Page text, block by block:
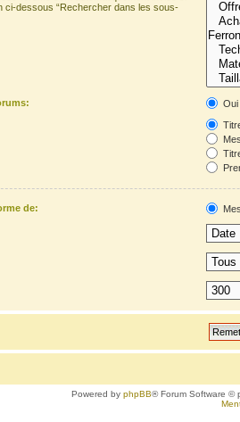
ci-dessous “Rechercher dans les sous-
Oui
de:
Powered byphpBB® Forum Software ©